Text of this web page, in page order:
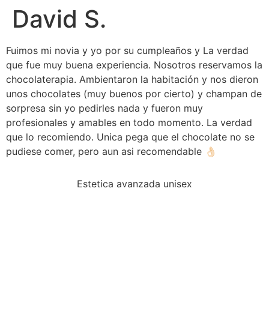
David S.
Fuimos mi novia y yo por su cumpleaños y La verdad
que fue muy buena experiencia. Nosotros reservamos la
chocolaterapia. Ambientaron la habitación y nos dieron
unos chocolates (muy buenos por cierto) y champan de
sorpresa sin yo pedirles nada y fueron muy
profesionales y amables en todo momento. La verdad
que lo recomiendo. Unica pega que el chocolate no se
pudiese comer, pero aun asi recomendable 👌🏻
Estetica avanzada unisex